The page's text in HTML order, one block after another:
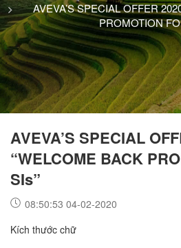
AVEVA’S SPECIAL OFFER
PROMOTION
AVEVA’S SPECIAL
“WELCOME BACK
SIs”
08:50:53 04-02-2020
Kích thước chữ